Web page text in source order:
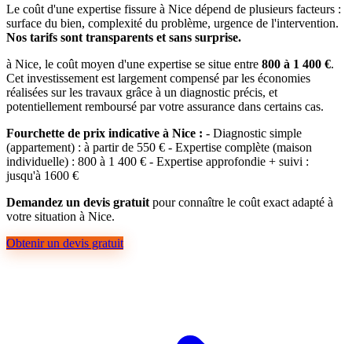
Le coût d'une expertise fissure à Nice dépend de plusieurs facteurs :
surface du bien, complexité du problème, urgence de l'intervention.
Nos tarifs sont transparents et sans surprise.
à Nice, le coût moyen d'une expertise se situe entre 800 à 1 400 €.
Cet investissement est largement compensé par les économies
réalisées sur les travaux grâce à un diagnostic précis, et
potentiellement remboursé par votre assurance dans certains cas.
Fourchette de prix indicative à Nice : - Diagnostic simple
(appartement) : à partir de 550 € - Expertise complète (maison
individuelle) : 800 à 1 400 € - Expertise approfondie + suivi :
jusqu'à 1600 €
Demandez un devis gratuit pour connaître le coût exact adapté à
votre situation à Nice.
Obtenir un devis gratuit